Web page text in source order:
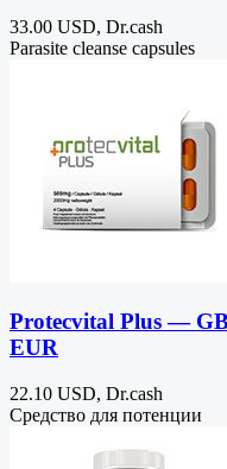
33.00 USD, Dr.cash
Parasite cleanse capsules
Protecvital Plus —
EUR
22.10 USD, Dr.cash
Средство для потенции